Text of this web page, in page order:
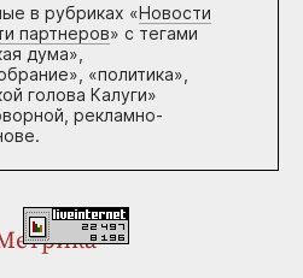
в рубриках «Новости
партнеров» с тегами
дума»,
«политика»,
голова Калуги»
рекламно-